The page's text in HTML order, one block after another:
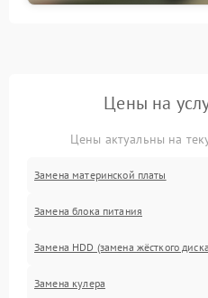
Цены на
Цены актуальны на
Замена материнской платы
Замена блока питания
Замена HDD (замена жёсткого
Замена кулера